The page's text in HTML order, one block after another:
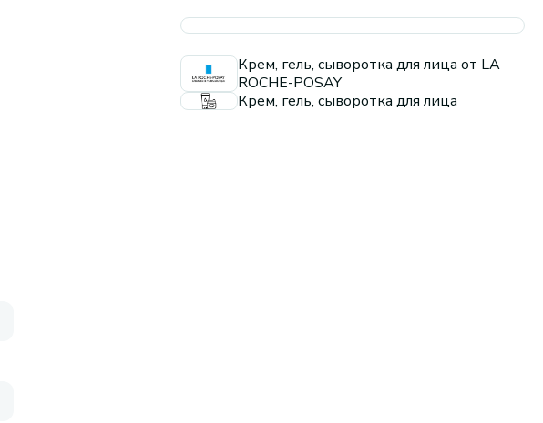
Крем, гель, сыворотка для лица от LA
ROCHE-POSAY
Крем, гель, сыворотка для лица